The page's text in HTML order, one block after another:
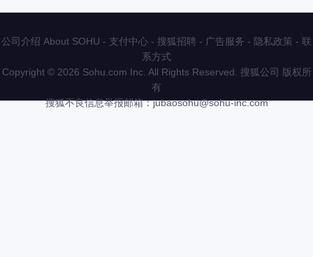
公司介绍 About SOHU - 支付中心 - 搜狐招聘 - 广告服务 - 隐私政策 - 联
系方式
Copyright © 2026 Sohu.com Inc. All Rights Reserved. 搜狐公司 版权所
有
搜狐不良信息举报邮箱：jubaosohu@sohu-inc.com